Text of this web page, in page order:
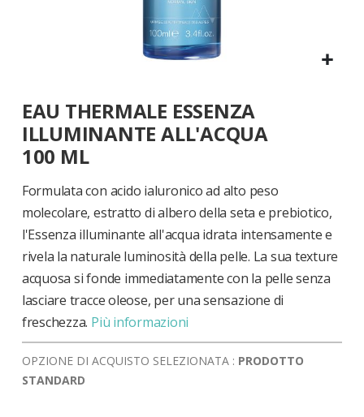
all'inizio
della
galleria
di
EAU THERMALE ESSENZA
ILLUMINANTE ALL'ACQUA
100 ML
Formulata con acido ialuronico ad alto peso
molecolare, estratto di albero della seta e prebiotico,
l'Essenza illuminante all'acqua idrata intensamente e
rivela la naturale luminosità della pelle. La sua texture
acquosa si fonde immediatamente con la pelle senza
lasciare tracce oleose, per una sensazione di
freschezza. Più informazioni
OPZIONE DI ACQUISTO SELEZIONATA : PRODOTTO
STANDARD